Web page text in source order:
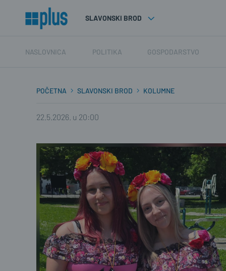
SLAVONSKI BROD
NASLOVNICA POLITIKA GOSPODARSTVO
POČETNA SLAVONSKI BROD KOLUMNE
22.5.2026. u 20:00